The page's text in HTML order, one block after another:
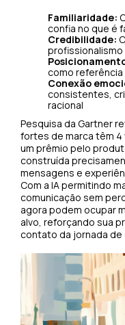
Familiaridade:
confia no que é
Credibilidade:
como
Conexão
consistentes,
racional
Pesquisa da Gartner
fortes de marca têm
um prêmio pelo
construída
mensagens e
Com a IA permitindo
comunicação sem
agora podem ocupar
alvo, reforçando sua
contato da jornada de